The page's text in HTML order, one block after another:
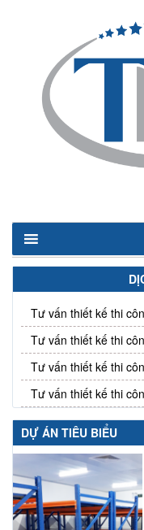
Tư vấn thiết kế thi
Tư vấn thiết kế thi
Tư vấn thiết kế thi
Tư vấn thiết kế thi
DỰ ÁN TIÊU BIỂU